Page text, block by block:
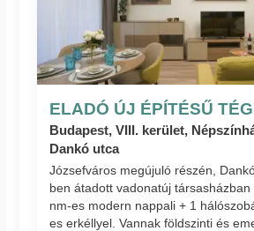
ELADÓ ÚJ ÉPÍTÉSŰ
Budapest, VIII. kerület,
Dankó utca
Józsefváros megújuló részén,
ben átadott vadonatúj
nm-es modern nappali + 1
es erkéllyel. Vannak földszinti és